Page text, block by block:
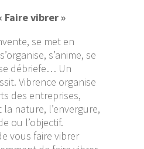
Faire vibrer »
se met en
s’anime, se
débriefe… Un
Vibrence organise
des entreprises,
la nature, l’envergure,
ou l’objectif.
vous faire vibrer